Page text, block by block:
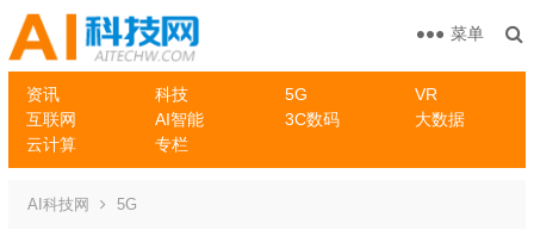
资讯 科技 5G
VR
互联网
AI智能 3C数码
大数据
云计算
专栏
菜单
AI科技网 5G